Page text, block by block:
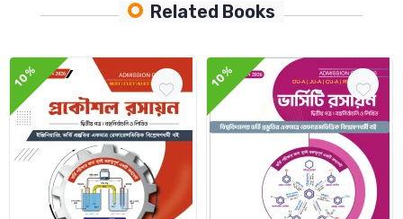
Related Books
10% 10%